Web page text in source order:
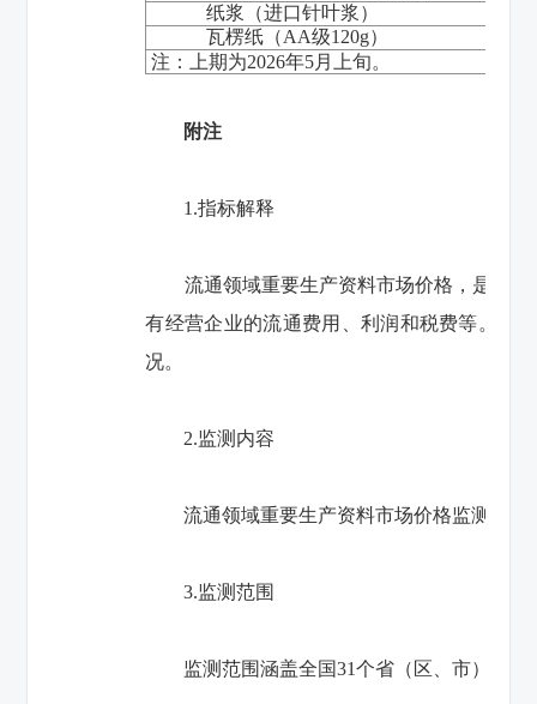
纸浆（进口针叶浆）
瓦楞纸（AA级120g）
注：上期为2026年5月上旬。
附注
1.指标解释
流通领域重要生产资料市场价格，是指重
有经营企业的流通费用、利润和税费等。出
况。
2.监测内容
流通领域重要生产资料市场价格监测内容
3.监测范围
监测范围涵盖全国31个省（区、市）300多